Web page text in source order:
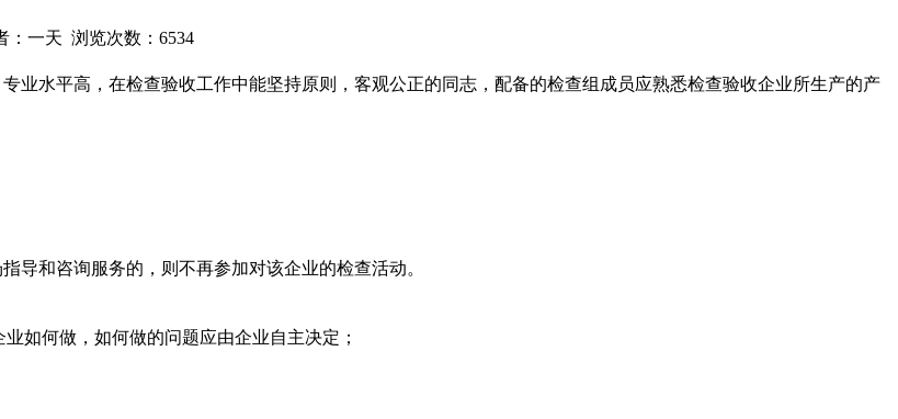
：一天 浏览次数： 6534
业水平高，在检查验收工作中能坚持原则，客观公正的同志，配备的检查组成员应熟悉检查验收企业所生产的产
导和咨询服务的，则不再参加对该企业的检查活动。
如何做，如何做的问题应由企业自主决定；